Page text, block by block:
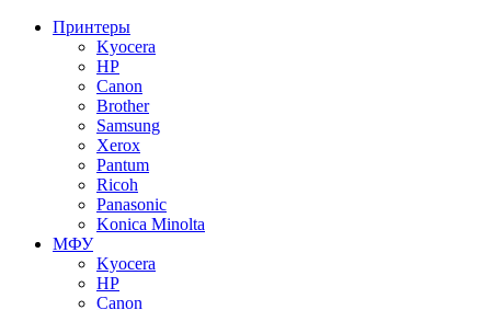
Принтеры
Kyocera
HP
Canon
Brother
Samsung
Xerox
Pantum
Ricoh
Panasonic
Konica Minolta
МФУ
Kyocera
HP
Canon